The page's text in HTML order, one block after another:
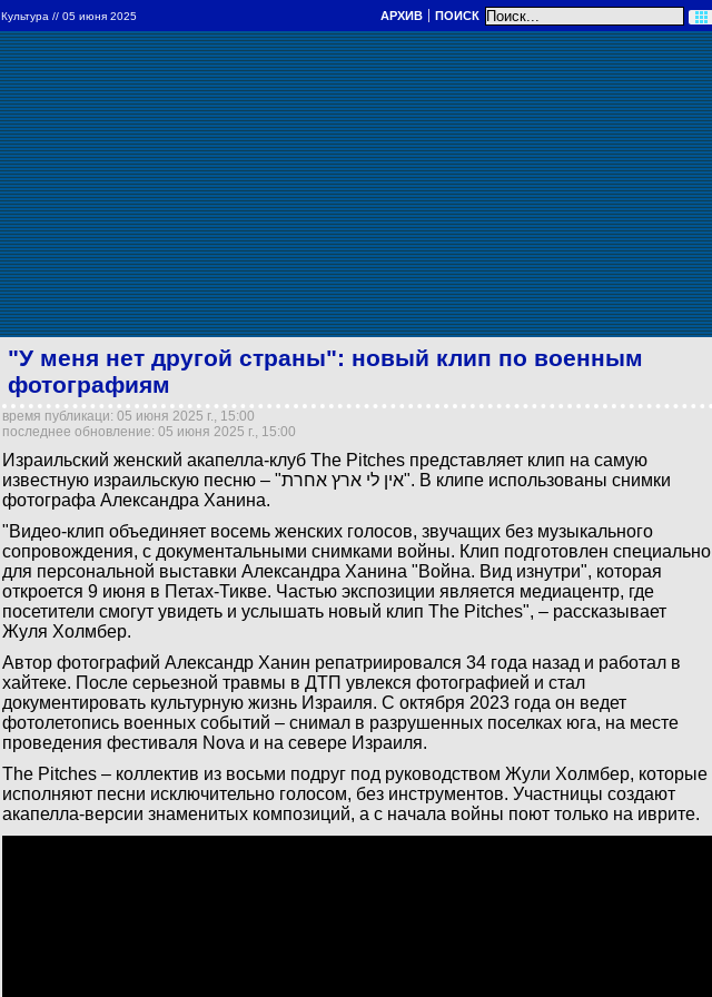
Культура // 05 июня 2025 АРХИВ ПОИСК
"У меня нет другой страны": новый клип по военным
фотографиям
время публикаци: 05 июня 2025 г., 15:00
последнее обновление: 05 июня 2025 г., 15:00
Израильский женский акапелла-клуб The Pitches представляет клип на самую
известную израильскую песню – "אין לי ארץ אחרת". В клипе использованы снимки
фотографа Александра Ханина.
"Видео-клип объединяет восемь женских голосов, звучащих без музыкального
сопровождения, с документальными снимками войны. Клип подготовлен специально
для персональной выставки Александра Ханина "Война. Вид изнутри", которая
откроется 9 июня в Петах-Тикве. Частью экспозиции является медиацентр, где
посетители смогут увидеть и услышать новый клип The Pitches", – рассказывает
Жуля Холмбер.
Автор фотографий Александр Ханин репатриировался 34 года назад и работал в
хайтеке. После серьезной травмы в ДТП увлекся фотографией и стал
документировать культурную жизнь Израиля. С октября 2023 года он ведет
фотолетопись военных событий – снимал в разрушенных поселках юга, на месте
проведения фестиваля Nova и на севере Израиля.
The Pitches – коллектив из восьми подруг под руководством Жули Холмбер, которые
исполняют песни исключительно голосом, без инструментов. Участницы создают
акапелла-версии знаменитых композиций, а с начала войны поют только на иврите.